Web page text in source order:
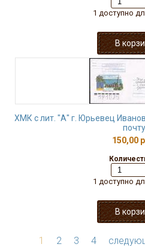
1 доступно
ХМК с лит. "А" г. Юрьевец
почту
150,00
1 доступно
1 2 3 4